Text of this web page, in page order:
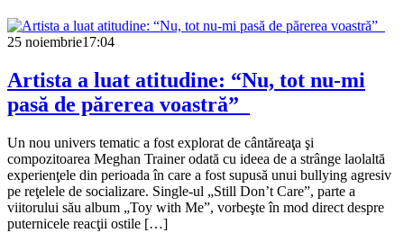
25 noiembrie17:04
Artista a luat atitudine: “Nu, tot nu-mi
pasă de părerea voastră”
Un nou univers tematic a fost explorat de cântăreaţa şi
compozitoarea Meghan Trainer odată cu ideea de a strânge laolaltă
experienţele din perioada în care a fost supusă unui bullying agresiv
pe reţelele de socializare. Single-ul „Still Don’t Care”, parte a
viitorului său album „Toy with Me”, vorbeşte în mod direct despre
puternicele reacţii ostile […]